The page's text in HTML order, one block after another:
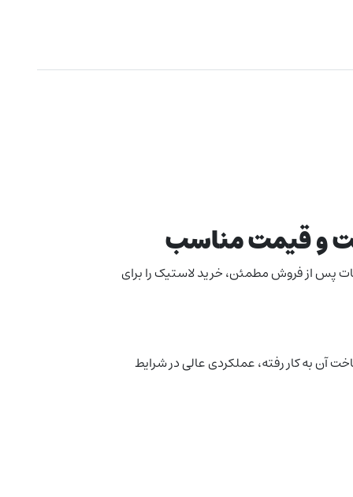
و قیمت مناسب
پس از فروش مطمئن، خرید لاستیک را برای
آن به کار رفته، عملکردی عالی در شرایط